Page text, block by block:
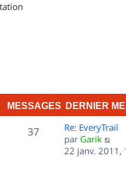
MESSAGES DERNIER
37M
D
e
r
Re: EveryTrail
par Garik
o
22 janv. 2011,